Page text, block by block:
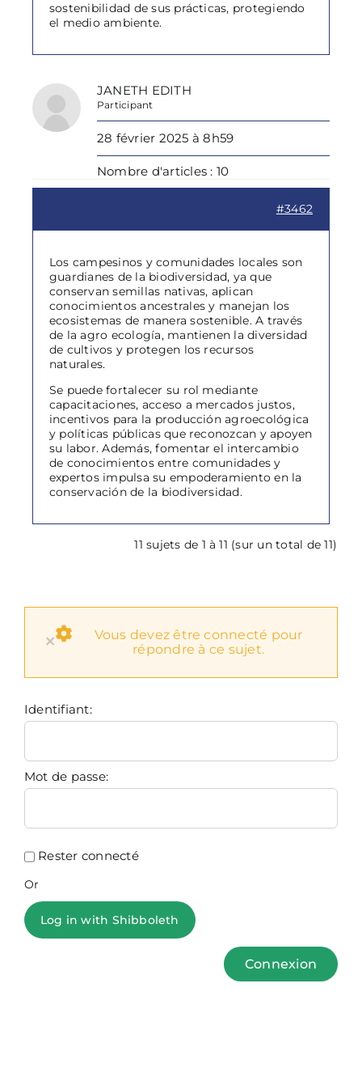
sostenibilidad de sus prácticas, protegiendo
el medio ambiente.
JANETH EDITH
Participant
28 février 2025 à 8h59
Nombre d'articles : 10
#3462
Los campesinos y comunidades locales son
guardianes de la biodiversidad, ya que
conservan semillas nativas, aplican
conocimientos ancestrales y manejan los
ecosistemas de manera sostenible. A través
de la agro ecologí­a, mantienen la diversidad
de cultivos y protegen los recursos
naturales.
Se puede fortalecer su rol mediante
capacitaciones, acceso a mercados justos,
incentivos para la producción agroecológica
y políticas públicas que reconozcan y apoyen
su labor. Además, fomentar el intercambio
de conocimientos entre comunidades y
expertos impulsa su empoderamiento en la
conservación de la biodiversidad.
11 sujets de 1 à 11 (sur un total de 11)
×
Vous devez être connecté pour
répondre à ce sujet.
Identifiant:
Mot de passe:
Rester connecté
Or
Log in with Shibboleth
Connexion